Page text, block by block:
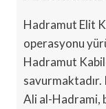
Hadramut Elit
operasyonu
Hadramut
savurmaktadır.
Ali al-Hadrami,